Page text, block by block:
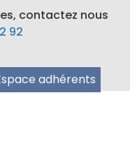
contactez nous
92
adhérents